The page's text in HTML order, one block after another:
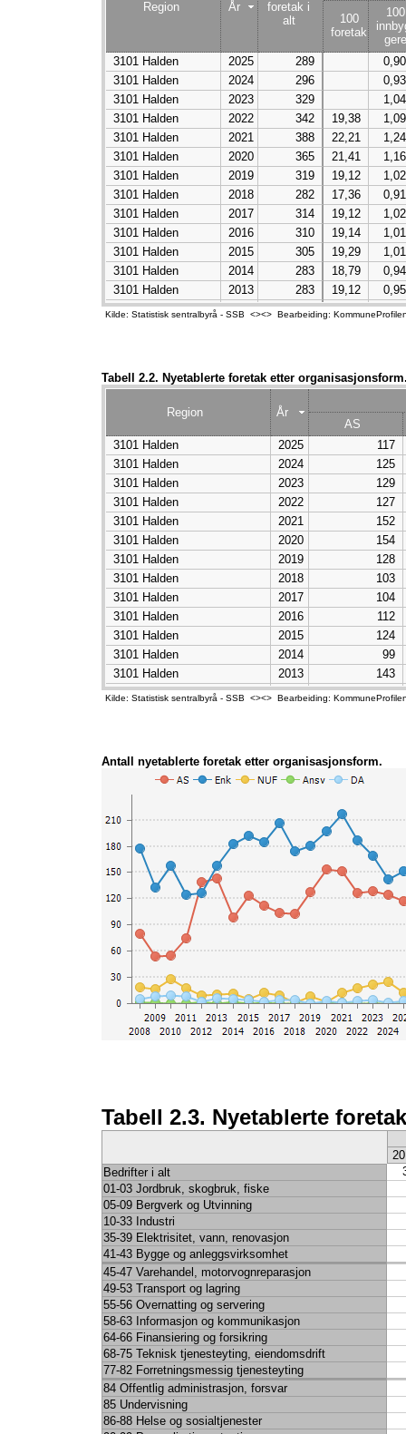
Region År
foretak i
alt
100
foretak
100
gere
3101 Halden
2025 289
0,90
3101 Halden
2024 296
0,93
3101 Halden
2023 329
1,04
3101 Halden
2022 342 19,38
1,09
3101 Halden
2021 388 22,21
1,24
3101 Halden
2020 365 21,41
1,16
3101 Halden
2019 319 19,12
1,02
3101 Halden
2018 282 17,36
0,91
3101 Halden
2017 314 19,12
1,02
3101 Halden
2016 310 19,14
1,01
3101 Halden
2015 305 19,29
1,01
3101 Halden
2014 283 18,79
0,94
3101 Halden
2013 283 19,12
0,95
3101 Halden
2012 249 17,26
0,84
3101 Halden
2008 228 15,73
0,81
3101 Halden
222
239
0,86
3101 Halden
223
0,81
3101 Halden
220
0,80
3101 Halden
200
0,73
3101 Halden
228 0,84
Kilde: Statistisk sentralbyrå - SSB <><> Bearbeiding:
Tabell 2.2. Nyetablerte foretak etter
Region
År
AS
3101 Halden
2025
117
3101 Halden
2024
125
3101 Halden
2023
129
3101 Halden
2022
127
3101 Halden
2021
152
3101 Halden
2020
154
3101 Halden
2019
128
3101 Halden
2018
103
3101 Halden
2017
104
3101 Halden
2016
112
3101 Halden
2015
124
3101 Halden
2014
99
3101 Halden
2013
143
3101 Halden
2012
139
3101 Halden
2008
Kilde: Statistisk sentralbyrå - SSB <><> Bearbeiding:
Antall nyetablerte foretak etter organisasjonsform.
Tabell 2.3. Nyetablerte
Bedrifter i alt
01-03 Jordbruk, skogbruk, fiske
05-09 Bergverk og Utvinning
10-33 Industri
35-39 Elektrisitet, vann, renovasjon
41-43 Bygge og anleggsvirksomhet
45-47 Varehandel, motorvognreparasjon
49-53 Transport og lagring
55-56 Overnatting og servering
58-63 Informasjon og kommunikasjon
64-66 Finansiering og forsikring
68-75 Teknisk tjenesteyting, eiendomsdrift
77-82 Forretningsmessig tjenesteyting
84 Offentlig administrasjon, forsvar
85 Undervisning
86-88 Helse og sosialtjenester